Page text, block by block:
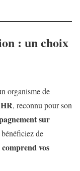
: un choix
organisme de
, reconnu pour son
sur
de
comprend vos